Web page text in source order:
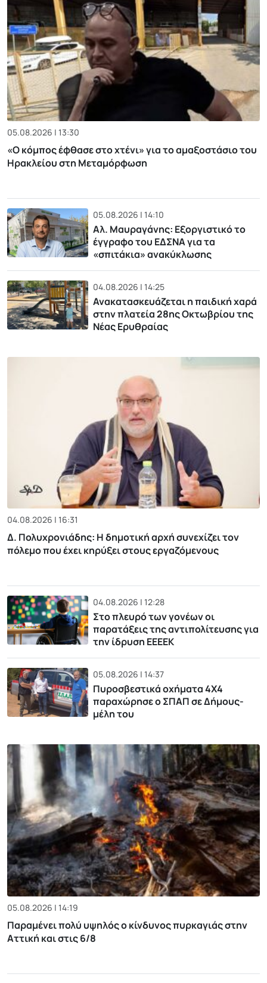
05.08.2026 | 13:30
«Ο κόμπος έφθασε στο χτένι» για το αμαξοστάσιο του
Ηρακλείου στη Μεταμόρφωση
05.08.2026 | 14:10
Αλ. Μαυραγάνης: Εξοργιστικό το
έγγραφο του ΕΔΣΝΑ για τα
«σπιτάκια» ανακύκλωσης
04.08.2026 | 14:25
Ανακατασκευάζεται η παιδική χαρά
στην πλατεία 28ης Οκτωβρίου της
Νέας Ερυθραίας
04.08.2026 | 16:31
Δ. Πολυχρονιάδης: Η δημοτική αρχή συνεχίζει τον
πόλεμο που έχει κηρύξει στους εργαζόμενους
04.08.2026 | 12:28
Στο πλευρό των γονέων οι
παρατάξεις της αντιπολίτευσης για
την ίδρυση ΕΕΕΕΚ
05.08.2026 | 14:37
Πυροσβεστικά οχήματα 4Χ4
παραχώρησε ο ΣΠΑΠ σε Δήμους-
μέλη του
05.08.2026 | 14:19
Παραμένει πολύ υψηλός ο κίνδυνος πυρκαγιάς στην
Αττική και στις 6/8